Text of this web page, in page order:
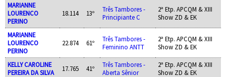
MARIANNE
LOURENCO
PERINO
18.114 13º
Três Tambores -
Principiante C
2ª Etp. APCQM & XIII
Show ZD & EK
MARIANNE
LOURENCO
PERINO
22.874 61º
Três Tambores -
Feminino ANTT
2ª Etp. APCQM & XIII
Show ZD & EK
KELLY CAROLINE
PEREIRA DA SILVA
17.765 41º
Três Tambores -
Aberta Sênior
2ª Etp. APCQM & XIII
Show ZD & EK